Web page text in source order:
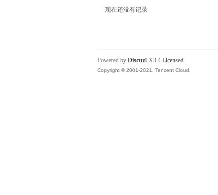
现在还没有记录
Powered by Discuz! X3.4 Licensed
Copyright © 2001-2021, Tencent Cloud.